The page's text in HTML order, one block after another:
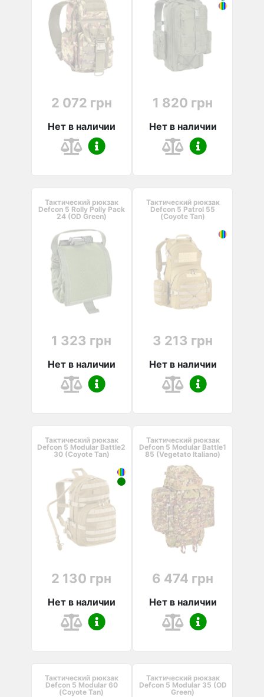
2 072 грн
Нет в наличии
1 820 грн
Нет в наличии
Тактический рюкзак
Defcon 5 Rolly Polly Pack
24 (OD Green)
1 323 грн
Нет в наличии
Тактический рюкзак
Defcon 5 Patrol 55
(Coyote Tan)
3 213 грн
Нет в наличии
Тактический рюкзак
Defcon 5 Modular Battle2
30 (Coyote Tan)
2 130 грн
Нет в наличии
Тактический рюкзак
Defcon 5 Modular Battle1
85 (Vegetato Italiano)
6 474 грн
Нет в наличии
Тактический рюкзак
Defcon 5 Modular 60
(Coyote Tan)
Тактический рюкзак
Defcon 5 Modular 35 (OD
Green)